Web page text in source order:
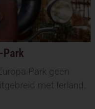
Park
Park geen
met Ierland.